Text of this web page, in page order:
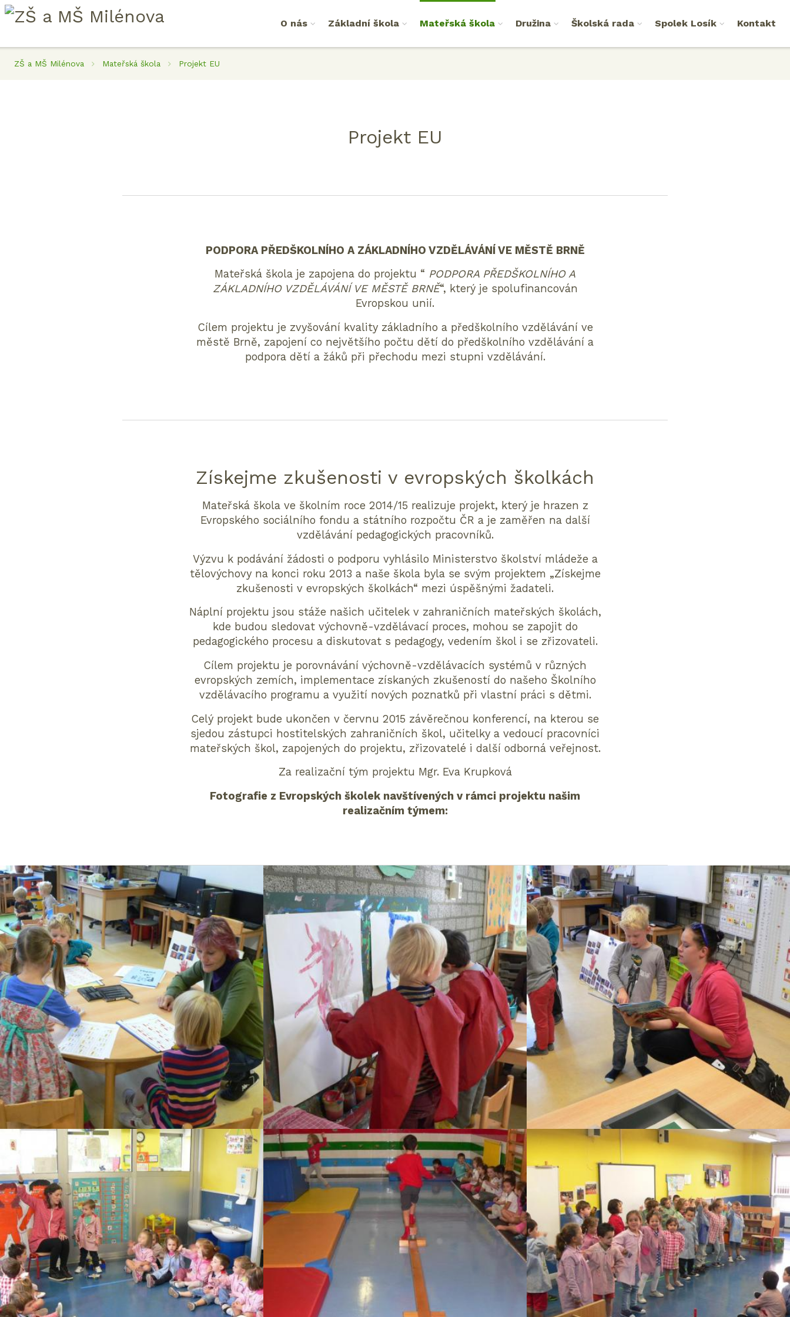
O nás Základní škola Mateřská škola Družina Školská rada Spolek Losík Kontakt
ZŠ a MŠ Milénova Mateřská škola Projekt EU
Projekt EU
PODPORA PŘEDŠKOLNÍHO A ZÁKLADNÍHO VZDĚLÁVÁNÍ VE MĚSTĚ BRNĚ
Mateřská škola je zapojena do projektu “ PODPORA PŘEDŠKOLNÍHO A
ZÁKLADNÍHO VZDĚLÁVÁNÍ VE MĚSTĚ BRNĚ“, který je spolufinancován
Evropskou unií.
Cílem projektu je zvyšování kvality základního a předškolního vzdělávání ve
městě Brně, zapojení co největšího počtu dětí do předškolního vzdělávání a
podpora dětí a žáků při přechodu mezi stupni vzdělávání.
Získejme zkušenosti v evropských školkách
Mateřská škola ve školním roce 2014/15 realizuje projekt, který je hrazen z
Evropského sociálního fondu a státního rozpočtu ČR a je zaměřen na další
vzdělávání pedagogických pracovníků.
Výzvu k podávání žádosti o podporu vyhlásilo Ministerstvo školství mládeže a
tělovýchovy na konci roku 2013 a naše škola byla se svým projektem „Získejme
zkušenosti v evropských školkách“ mezi úspěšnými žadateli.
Náplní projektu jsou stáže našich učitelek v zahraničních mateřských školách,
kde budou sledovat výchovně-vzdělávací proces, mohou se zapojit do
pedagogického procesu a diskutovat s pedagogy, vedením škol i se zřizovateli.
Cílem projektu je porovnávání výchovně-vzdělávacích systémů v různých
evropských zemích, implementace získaných zkušeností do našeho Školního
vzdělávacího programu a využití nových poznatků při vlastní práci s dětmi.
Celý projekt bude ukončen v červnu 2015 závěrečnou konferencí, na kterou se
sjedou zástupci hostitelských zahraničních škol, učitelky a vedoucí pracovníci
mateřských škol, zapojených do projektu, zřizovatelé i další odborná veřejnost.
Za realizační tým projektu Mgr. Eva Krupková
Fotografie z Evropských školek navštívených v rámci projektu našim
realizačním týmem: